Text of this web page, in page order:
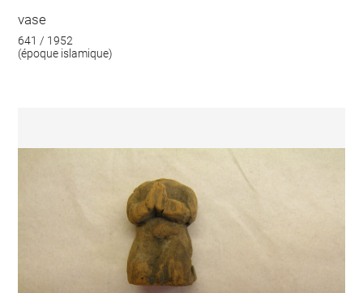
vase
641 / 1952
(époque islamique)